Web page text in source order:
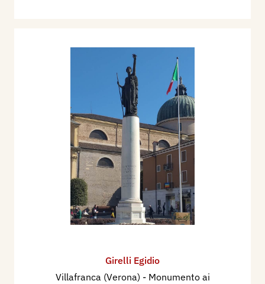
Girelli Egidio
Villafranca (Verona) - Monumento ai